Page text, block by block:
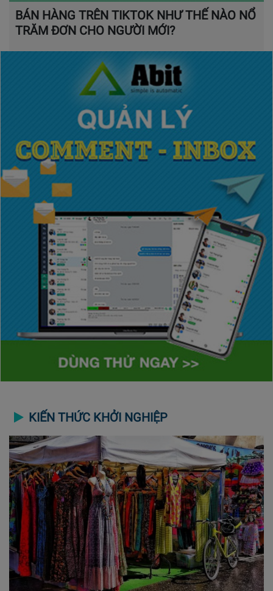
BÁN HÀNG TRÊN TIKTOK NHƯ THẾ NÀO NỔ
TRĂM ĐƠN CHO NGƯỜI MỚI?
KIẾN THỨC KHỞI NGHIỆP